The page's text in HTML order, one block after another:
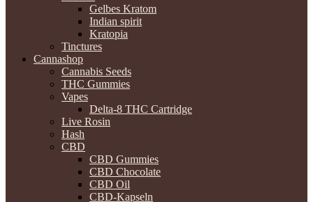
Gelbes Kratom
Indian spirit
Kratopia
Tinctures
Cannashop
Cannabis Seeds
THC Gummies
Vapes
Delta-8 THC Cartridge
Live Rosin
Hash
CBD
CBD Gummies
CBD Chocolate
CBD Oil
CBD-Kapseln